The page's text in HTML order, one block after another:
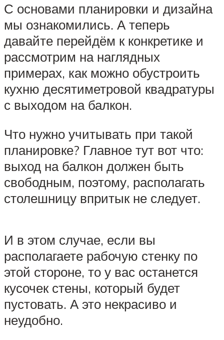
С основами планировки и дизайна
мы ознакомились. А теперь
давайте перейдём к конкретике и
рассмотрим на наглядных
примерах, как можно обустроить
кухню десятиметровой квадратуры
с выходом на балкон.
Что нужно учитывать при такой
планировке? Главное тут вот что:
выход на балкон должен быть
свободным, поэтому, располагать
столешницу впритык не следует.
И в этом случае, если вы
располагаете рабочую стенку по
этой стороне, то у вас останется
кусочек стены, который будет
пустовать. А это некрасиво и
неудобно.